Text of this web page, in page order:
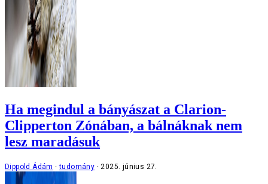
Ha megindul a bányászat a Clarion-
Clipperton Zónában, a bálnáknak nem
lesz maradásuk
Dippold Ádám tudomány 2025. június 27.